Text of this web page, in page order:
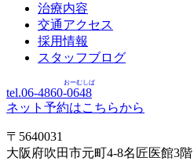
治療内容
交通アクセス
採用情報
スタッフブログ
tel.06-4860-0648
おーむしば
ネット予約はこちらから
〒5640031
大阪府吹田市元町4-8名匠医館3階